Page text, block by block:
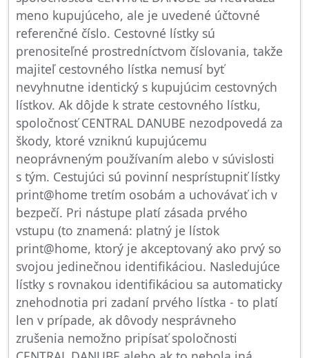
meno kupujúceho, ale je uvedené účtovné
referenčné číslo. Cestovné lístky sú
prenositeľné prostredníctvom číslovania, takže
majiteľ cestovného lístka nemusí byť
nevyhnutne identický s kupujúcim cestovných
lístkov. Ak dôjde k strate cestovného lístku,
spoločnosť CENTRAL DANUBE nezodpovedá za
škody, ktoré vzniknú kupujúcemu
neoprávneným používaním alebo v súvislosti
s tým. Cestujúci sú povinní nesprístupniť lístky
print@home tretím osobám a uchovávať ich v
bezpečí. Pri nástupe platí zásada prvého
vstupu (to znamená: platný je lístok
print@home, ktorý je akceptovaný ako prvý so
svojou jedinečnou identifikáciou. Nasledujúce
lístky s rovnakou identifikáciou sa automaticky
znehodnotia pri zadaní prvého lístka - to platí
len v prípade, ak dôvody nesprávneho
zrušenia nemožno pripísať spoločnosti